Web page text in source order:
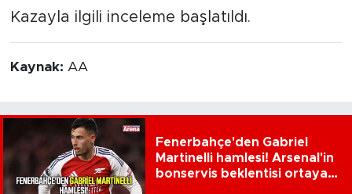
Kazayla ilgili inceleme başlatıldı.
Kaynak: AA
Fenerbahçe'den Gabriel
Martinelli hamlesi! Arsenal'in
bonservis beklentisi ortaya